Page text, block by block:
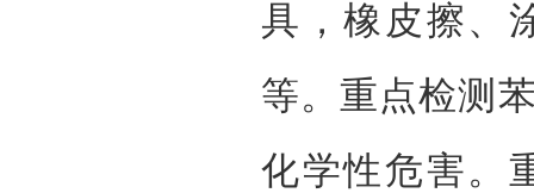
具，橡皮擦、
等。重点检测
化学性危害。